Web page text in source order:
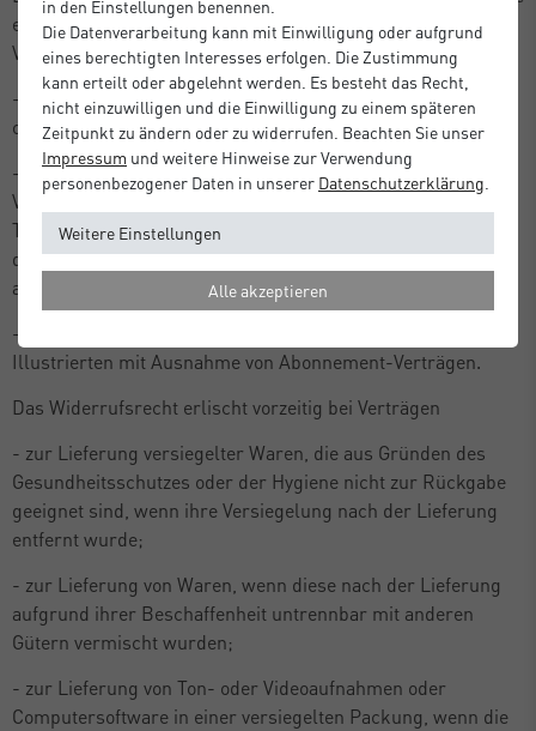
eindeutig auf die persönlichen Bedürfnisse des
Verbrauchers zugeschnitten sind;
- zur Lieferung von Waren, die schnell verderben können
oder deren Verfallsdatum schnell überschritten würde;
- zur Lieferung alkoholischer Getränke, deren Preis bei
Vertragsschluss vereinbart wurde, die aber frühestens 30
Tage nach Vertragsschluss geliefert werden können und
deren aktueller Wert von Schwankungen auf dem Markt
abhängt, auf die der Unternehmer keinen Einfluss hat;
- zur Lieferung von Zeitungen, Zeitschriften oder
Illustrierten mit Ausnahme von Abonnement-Verträgen.
Das Widerrufsrecht erlischt vorzeitig bei Verträgen
- zur Lieferung versiegelter Waren, die aus Gründen des
Gesundheitsschutzes oder der Hygiene nicht zur Rückgabe
geeignet sind, wenn ihre Versiegelung nach der Lieferung
entfernt wurde;
- zur Lieferung von Waren, wenn diese nach der Lieferung
aufgrund ihrer Beschaffenheit untrennbar mit anderen
Gütern vermischt wurden;
- zur Lieferung von Ton- oder Videoaufnahmen oder
Computersoftware in einer versiegelten Packung, wenn die
in den Einstellungen benennen.
Die Datenverarbeitung kann mit Einwilligung oder aufgrund
eines berechtigten Interesses erfolgen. Die Zustimmung
kann erteilt oder abgelehnt werden. Es besteht das Recht,
nicht einzuwilligen und die Einwilligung zu einem späteren
Zeitpunkt zu ändern oder zu widerrufen. Beachten Sie unser
Impressum und weitere Hinweise zur Verwendung
personenbezogener Daten in unserer Daten­schutz­erklärung
Weitere Einstellungen
Alle akzeptieren